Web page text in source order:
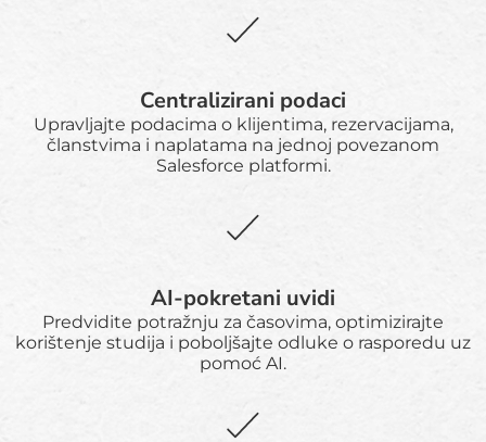
Centralizirani podaci
Upravljajte podacima o klijentima, rezervacijama,
članstvima i naplatama na jednoj povezanom
Salesforce platformi.
AI-pokretani uvidi
Predvidite potražnju za časovima, optimizirajte
korištenje studija i poboljšajte odluke o rasporedu uz
pomoć AI.